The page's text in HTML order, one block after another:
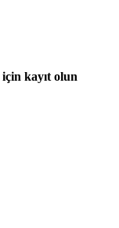
kayıt olun